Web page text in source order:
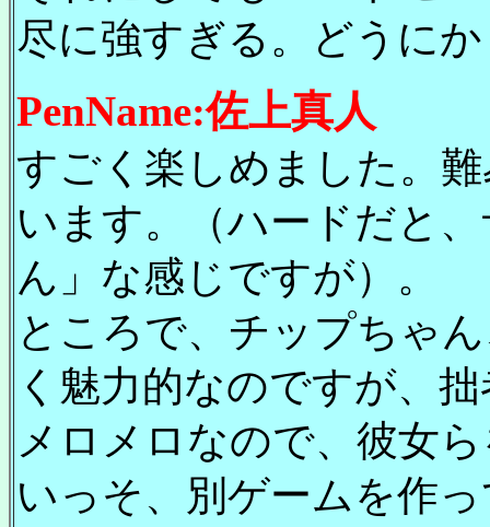
尽に強すぎる。どうに
PenName:佐上真人
すごく楽しめました。
います。（ハードだと
ん」な感じですが）。
ところで、チップちゃ
く魅力的なのですが、
メロメロなので、彼女
いっそ、別ゲームを作